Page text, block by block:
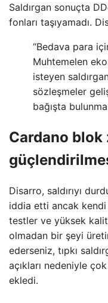
Saldırgan sonuçta
fonları taşıyamadı.
“Bedava para
Muhtemelen
isteyen
sözleşmeler
bağışta
Cardano
Disarro, saldırıyı
iddia etti ancak kendi
testler ve yüksek
olmadan bir şeyi
ederseniz, tıpkı
açıkları nedeniyle
ekledi.